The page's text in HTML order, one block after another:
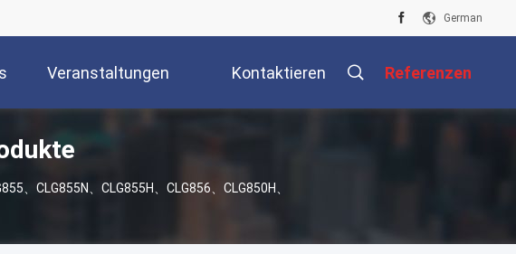
German
Veranstaltungen Kontaktieren Referenzen
、CLG855N、CLG855H、CLG856、CLG850H、